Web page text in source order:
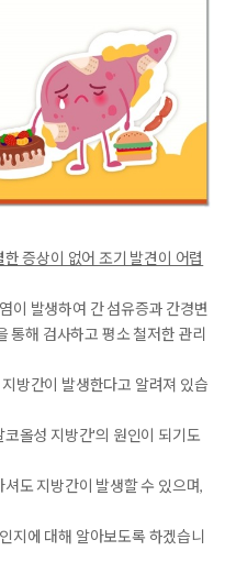
증상이 없어 조기 발견이 어렵
이 발생하여 간 섬유증과 간경변
통해 검사하고 평소 철저한 관리
방간이 발생한다고 알려져 있습
올성 지방간'의 원인이 되기도
도 지방간이 발생할 수 있으며,
지에 대해 알아보도록 하겠습니